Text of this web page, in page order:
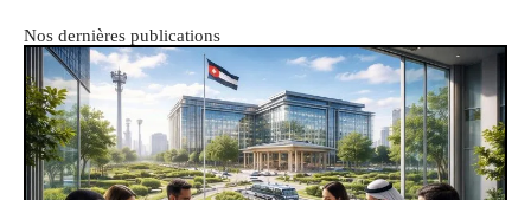
Nos dernières publications